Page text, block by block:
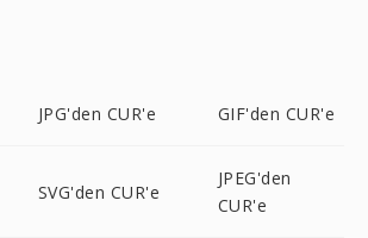
JPG'den CUR'e GIF'den CUR'e
SVG'den CUR'e
JPEG'den
CUR'e